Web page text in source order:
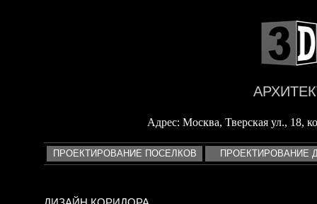
Адрес: Москва, Тверская ул., 18,
ПРОЕКТИРОВАНИЕ ПОСЕЛКОВ ПРОЕКТИРОВАНИЕ